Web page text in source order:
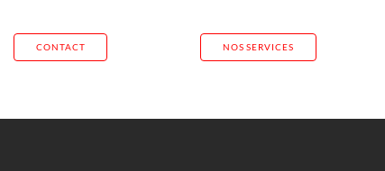
CONTACT NOS SERVICES